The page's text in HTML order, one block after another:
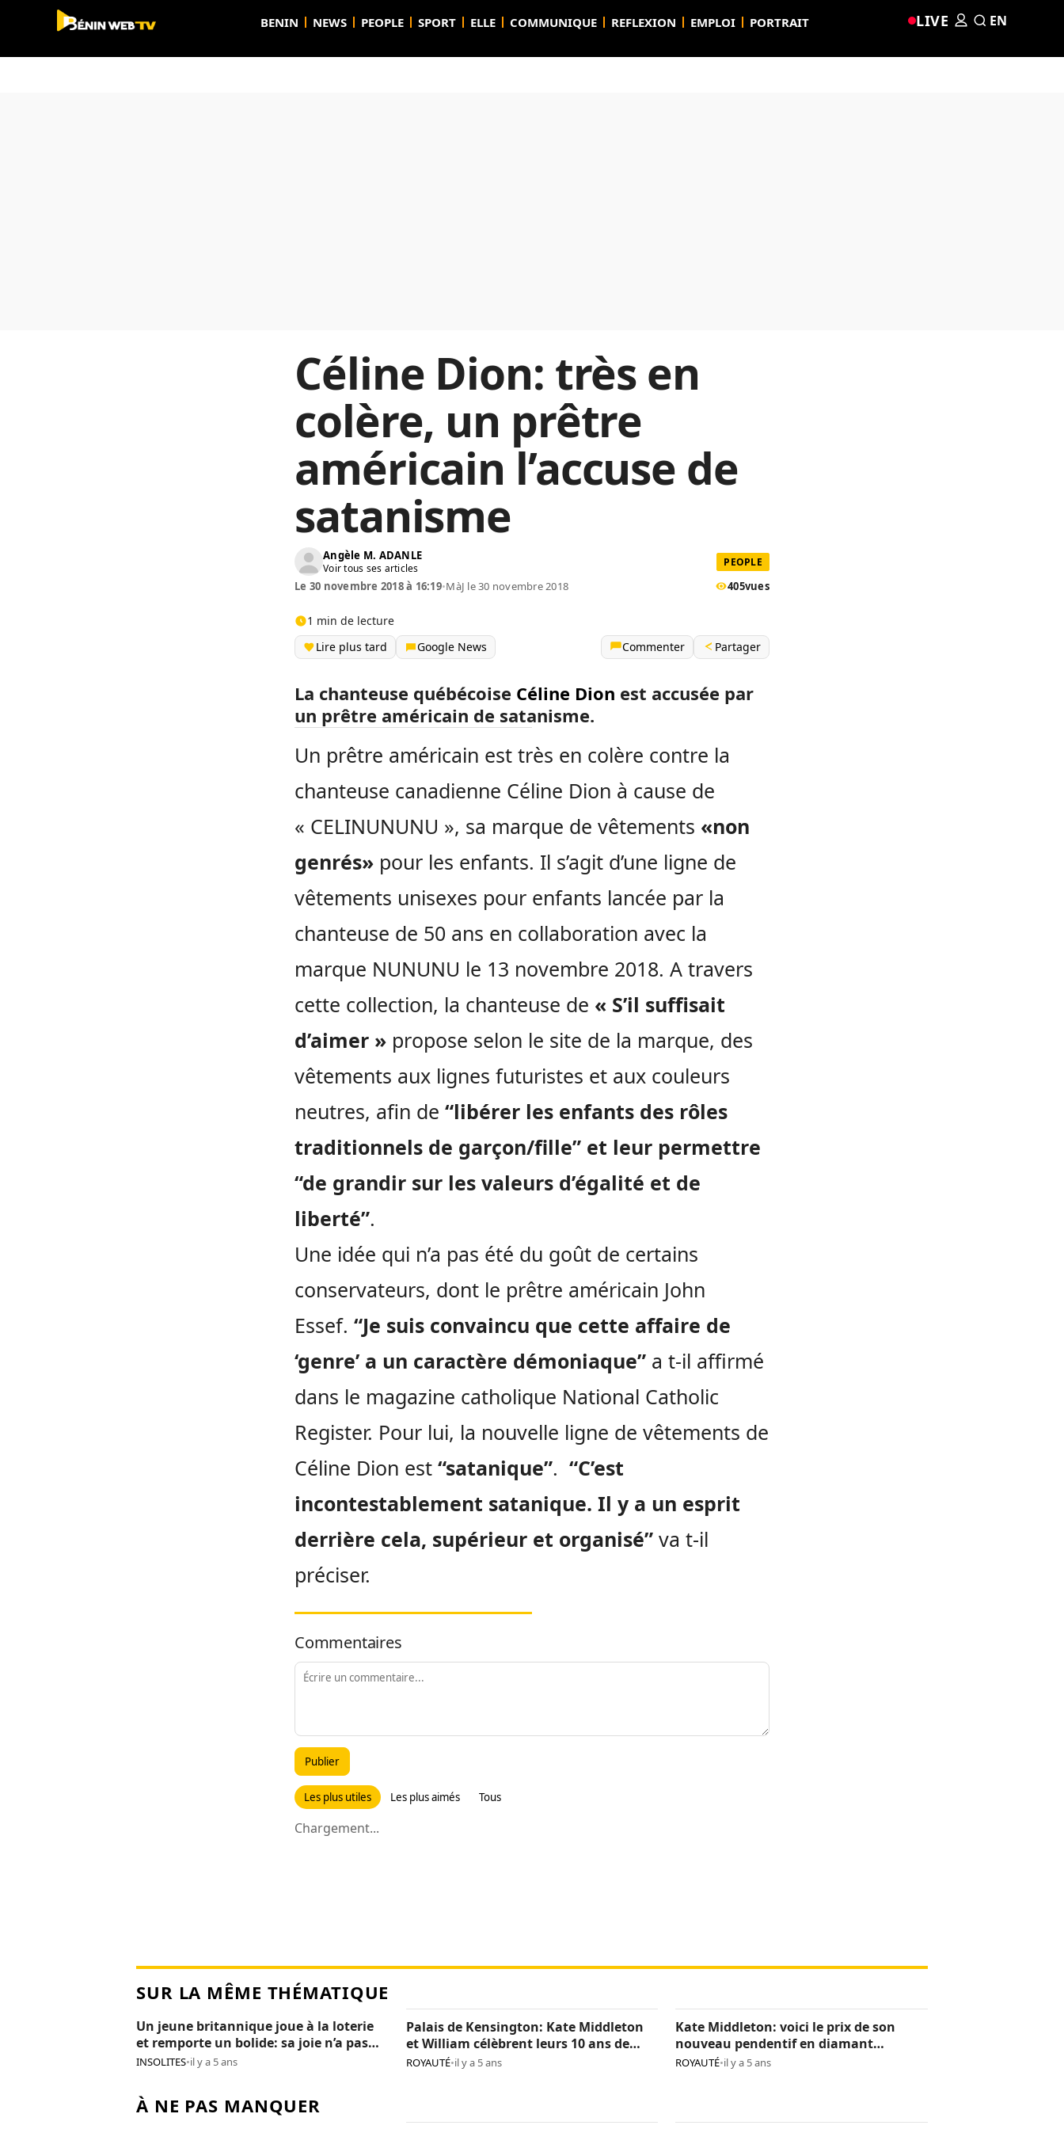
BENIN NEWS PEOPLE SPORT ELLE COMMUNIQUE REFLEXION EMPLOI PORTRAIT LIVE EN
Céline Dion: très en
colère, un prêtre
américain l’accuse de
satanisme
Angèle M. ADANLE
Voir tous ses articles PEOPLE
Le 30 novembre 2018 à 16:19•MàJ le 30 novembre 2018 405vues
1 min de lecture
Lire plus tard
Google News Commenter Partager
La chanteuse québécoise Céline Dion est accusée par
un prêtre américain de satanisme.
Un prêtre américain est très en colère contre la
chanteuse canadienne Céline Dion à cause de
« CELINUNUNU », sa marque de vêtements «non
genrés» pour les enfants. Il s’agit d’une ligne de
vêtements unisexes pour enfants lancée par la
chanteuse de 50 ans en collaboration avec la
marque NUNUNU le 13 novembre 2018. A travers
cette collection, la chanteuse de « S’il suffisait
d’aimer » propose selon le site de la marque, des
vêtements aux lignes futuristes et aux couleurs
neutres, afin de “libérer les enfants des rôles
traditionnels de garçon/fille” et leur permettre
“de grandir sur les valeurs d’égalité et de
liberté”.
Une idée qui n’a pas été du goût de certains
conservateurs, dont le prêtre américain John
Essef. “Je suis convaincu que cette affaire de
‘genre’ a un caractère démoniaque” a t-il affirmé
dans le magazine catholique National Catholic
Register. Pour lui, la nouvelle ligne de vêtements de
Céline Dion est “satanique”. “C’est
incontestablement satanique. Il y a un esprit
derrière cela, supérieur et organisé” va t-il
préciser.
Commentaires
Publier
Les plus utiles Les plus aimés Tous
Chargement...
SUR LA MÊME THÉMATIQUE
Un jeune britannique joue à la loterie
et remporte un bolide: sa joie n’a pas
duré 24H
INSOLITES•il y a 5 ans
Palais de Kensington: Kate Middleton
et William célèbrent leurs 10 ans de
mariage (photos)
ROYAUTÉ•il y a 5 ans
Kate Middleton: voici le prix de son
nouveau pendentif en diamant
(photos)
ROYAUTÉ•il y a 5 ans
À NE PAS MANQUER